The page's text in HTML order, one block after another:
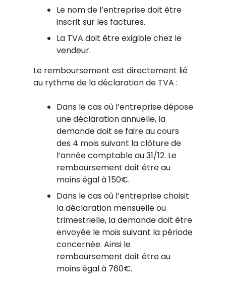
Le nom de l’entreprise doit être
inscrit sur les factures.
La TVA doit être exigible chez le
vendeur.
Le remboursement est directement lié
au rythme de la déclaration de TVA :
Dans le cas où l’entreprise dépose
une déclaration annuelle, la
demande doit se faire au cours
des 4 mois suivant la clôture de
l’année comptable au 31/12. Le
remboursement doit être au
moins égal à 150€.
Dans le cas où l’entreprise choisit
la déclaration mensuelle ou
trimestrielle, la demande doit être
envoyée le mois suivant la période
concernée. Ainsi le
remboursement doit être au
moins égal à 760€.